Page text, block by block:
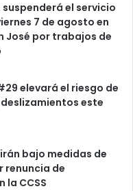
suspenderá el servicio
7 de agosto en
José por trabajos de
elevará el riesgo de
este
bajo medidas de
renuncia de
la CCSS